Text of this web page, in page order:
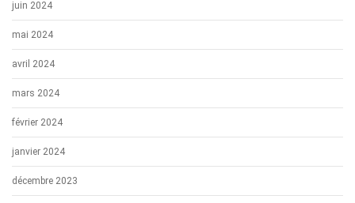
juin 2024
mai 2024
avril 2024
mars 2024
février 2024
janvier 2024
décembre 2023